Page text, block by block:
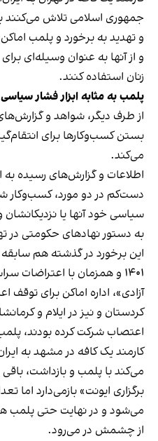
جمهوری اسلامی تلاش می‌کنند
و تهدید به برخورد و پلمب
و از آنها به عنوان وسیله‌ای
زنان استفاده کنند.
پلمب به مثابه ابزار فشار سیاسی
از طرف دیگر، شواهد و
بستن کسب‌وکارها برای
می‌کند.
اطلاعات و گزارش‌های رسیده به
دست‌کم در دو مورد، کسب‌وکار
سیاسی خود آنها یا نزدیکانشان
به دستور نهادهای حکومتی در
این برخورد در گذشته هم
۱۴۰۱ و همزمان با اعتراضات
آزادی»، اداره اماکن برای
کردستان و نیز در ایلام و
اعتصاب شرکت کرده بودند،
کارمند یک کافه در مشهد به
می‌کند با پلمب و بازداشت، باقی
برگزاری ایونت» بازمی‌دارد اما
می‌شود و در نهایت حتی پلمب
از چشمش در می‌رود.